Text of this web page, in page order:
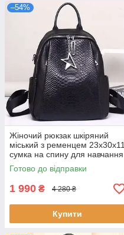
–54%
Жіночий рюкзак шкіряний
міський з ременцем 23х30х11
сумка на спину для навчання
чорна натуральна шкіра
Готово до відправки
1 990 ₴ 4 280 ₴
Купити